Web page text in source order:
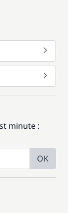
minute :
OK